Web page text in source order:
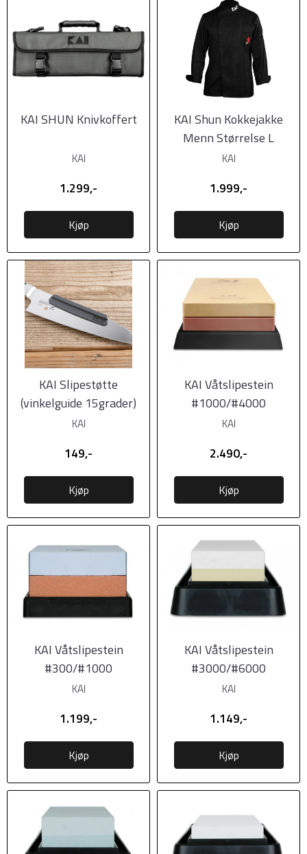
KAI SHUN Knivkoffert
KAI
1.299,-
Kjøp
KAI Shun Kokkejakke
Menn Størrelse L
KAI
1.999,-
Kjøp
KAI Slipestøtte
(vinkelguide 15grader)
KAI
149,-
Kjøp
KAI Våtslipestein
#1000/#4000
KAI
2.490,-
Kjøp
KAI Våtslipestein
#300/#1000
KAI
1.199,-
Kjøp
KAI Våtslipestein
#3000/#6000
KAI
1.149,-
Kjøp